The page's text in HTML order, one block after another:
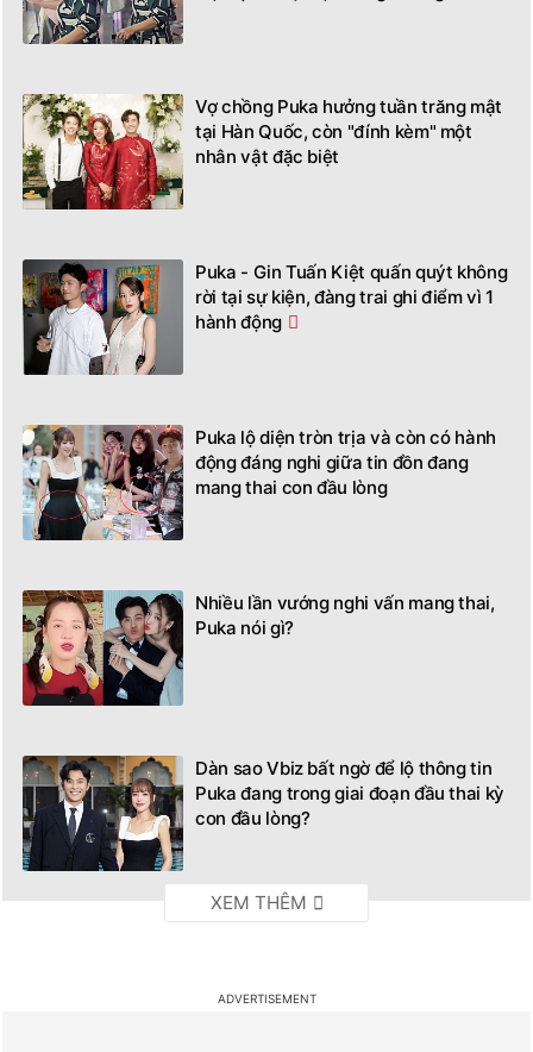
Vợ chồng Puka hưởng tuần trăng mật
tại Hàn Quốc, còn "đính kèm" một
nhân vật đặc biệt
Puka - Gin Tuấn Kiệt quấn quýt không
rời tại sự kiện, đàng trai ghi điểm vì 1
hành động
Puka lộ diện tròn trịa và còn có hành
động đáng nghi giữa tin đồn đang
mang thai con đầu lòng
Nhiều lần vướng nghi vấn mang thai,
Puka nói gì?
Dàn sao Vbiz bất ngờ để lộ thông tin
Puka đang trong giai đoạn đầu thai kỳ
con đầu lòng?